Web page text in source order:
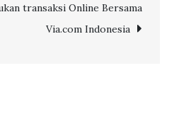
transaksi Online Bersama
Via.com Indonesia